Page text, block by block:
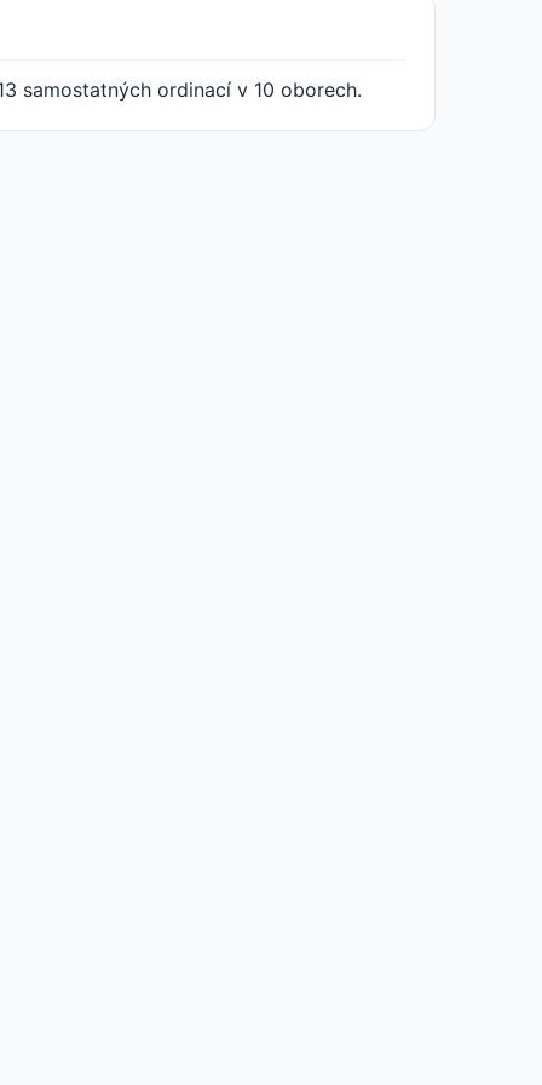
samostatných ordinací v 10 oborech.